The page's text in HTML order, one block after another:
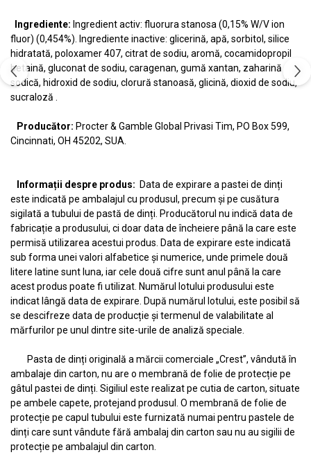
Ingrediente: Ingredient activ: fluorura stanosa (0,15% W/V ion
fluor) (0,454%). Ingrediente inactive: glicerină, apă, sorbitol, silice
hidratată, poloxamer 407, citrat de sodiu, aromă, cocamidopropil
betaină, gluconat de sodiu, caragenan, gumă xantan, zaharină
sodică, hidroxid de sodiu, clorură stanoasă, glicină, dioxid de sodiu,
sucraloză .
Producător: Procter & Gamble Global Privasi Tim, PO Box 599,
Cincinnati, OH 45202, SUA.
Informații despre produs: Data de expirare a pastei de dinți
este indicată pe ambalajul cu produsul, precum și pe cusătura
sigilată a tubului de pastă de dinți. Producătorul nu indică data de
fabricație a produsului, ci doar data de încheiere până la care este
permisă utilizarea acestui produs. Data de expirare este indicată
sub forma unei valori alfabetice și numerice, unde primele două
litere latine sunt luna, iar cele două cifre sunt anul până la care
acest produs poate fi utilizat. Numărul lotului produsului este
indicat lângă data de expirare. După numărul lotului, este posibil să
se descifreze data de producție și termenul de valabilitate al
mărfurilor pe unul dintre site-urile de analiză speciale.
Pasta de dinți originală a mărcii comerciale „Crest”, vândută în
ambalaje din carton, nu are o membrană de folie de protecție pe
gâtul pastei de dinți. Sigiliul este realizat pe cutia de carton, situate
pe ambele capete, protejand produsul. O membrană de folie de
protecție pe capul tubului este furnizată numai pentru pastele de
dinți care sunt vândute fără ambalaj din carton sau nu au sigilii de
protecție pe ambalajul din carton.